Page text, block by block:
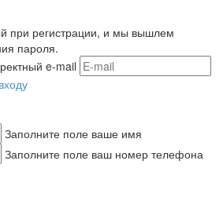
при регистрации, и мы вышлем
пароля.
e-mail
Заполните поле ваше имя
Заполните поле ваш номер телефона